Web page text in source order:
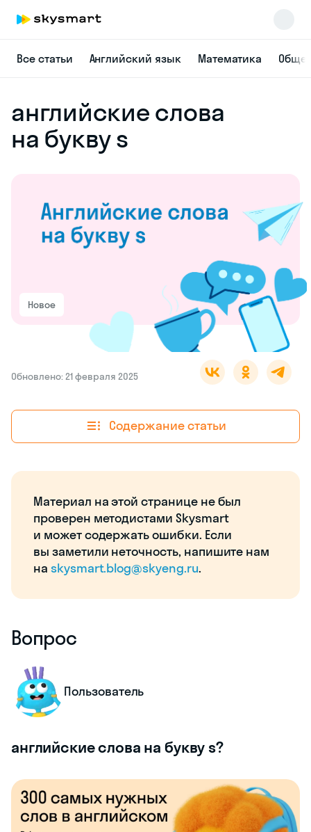
Все статьи Английский язык Математика
английские слова
на букву s
Новое
Обновлено: 21 февраля 2025
Содержание статьи
Материал на этой странице не был
проверен методистами Skysmart
и может содержать ошибки. Если
вы заметили неточность, напишите нам
на skysmart.blog@skyeng.ru.
Вопрос
Пользователь
английские слова на букву s?